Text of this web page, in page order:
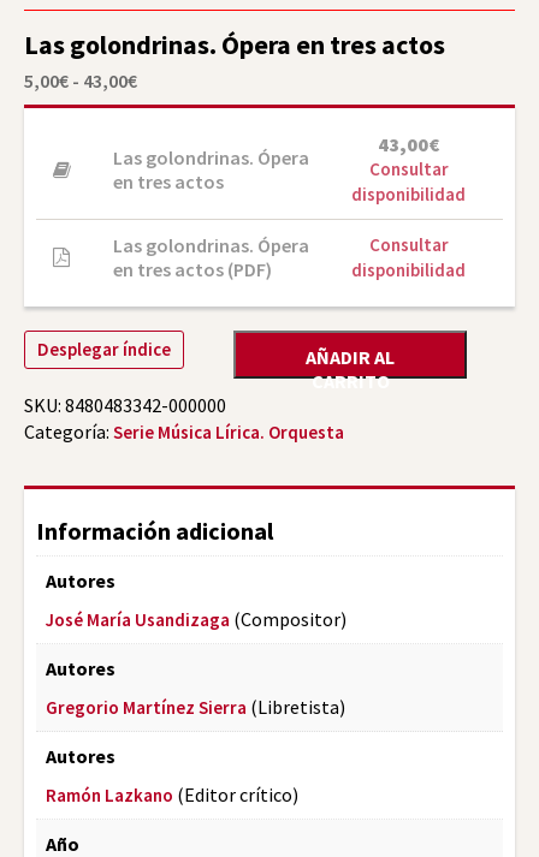
Las golondrinas. Ópera en tres actos
5,00€ - 43,00€Rango
5,00€
hasta
43,00€
Las golondrinas. Ópera
en tres actos
43,00€
Consultar
disponibilidad
Las golondrinas. Ópera
en tres actos (PDF)
Consultar
disponibilidad
AÑADIR AL
CARRITO
Desplegar índice
SKU: 8480483342-000000
Categoría: Serie Música Lírica. Orquesta
Información adicional
Autores
José María Usandizaga (Compositor)
Autores
Gregorio Martínez Sierra (Libretista)
Autores
Ramón Lazkano (Editor crítico)
Año